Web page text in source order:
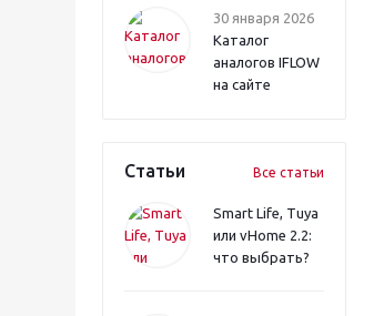
30 января 2026
Каталог
аналогов IFLOW
на сайте
Статьи Все статьи
Smart Life, Tuya
или vHome 2.2:
что выбрать?